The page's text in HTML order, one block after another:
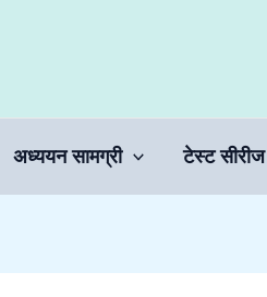
अध्ययन सामग्री टेस्ट सीरीज